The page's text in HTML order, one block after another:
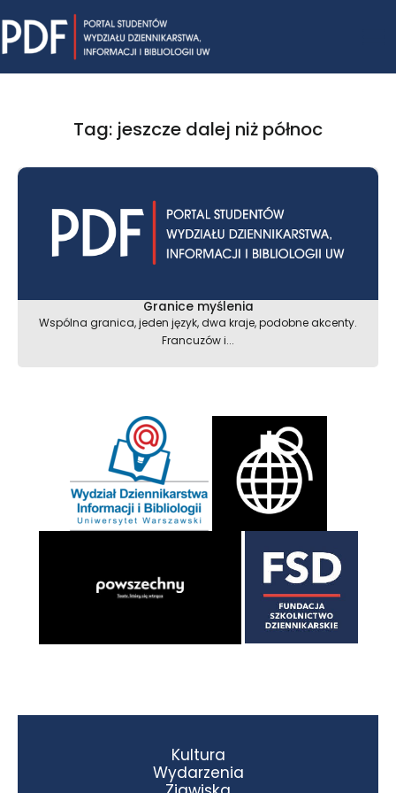
to
content
Tag: jeszcze dalej niż północ
Granice myślenia
Wspólna granica, jeden język, dwa kraje, podobne akcenty.
Francuzów i...
Kultura
Wydarzenia